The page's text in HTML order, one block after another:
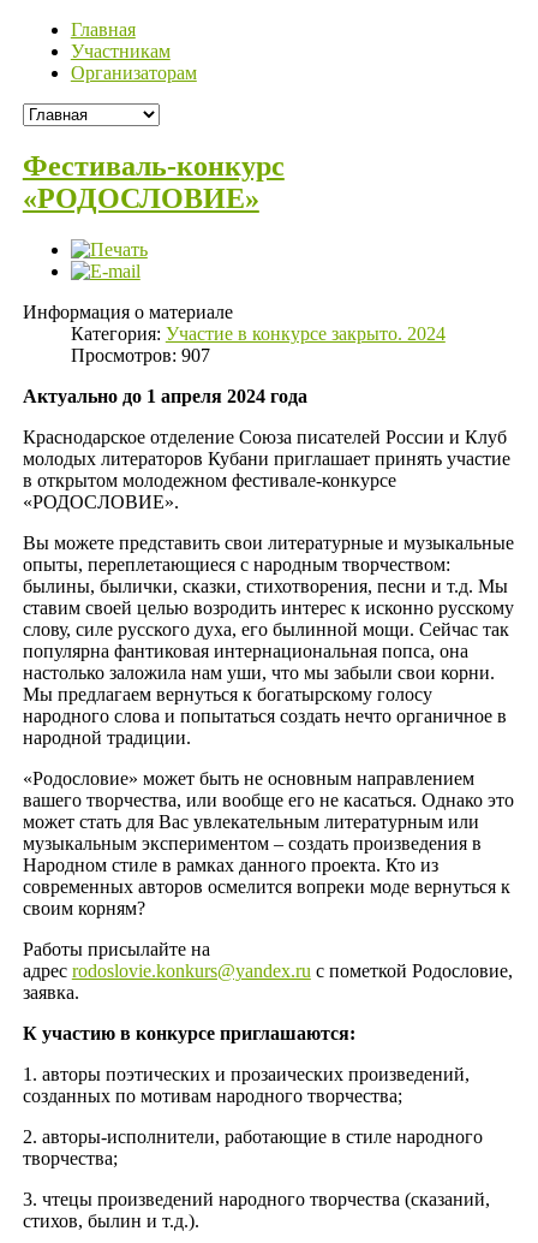
Главная
Участникам
Организаторам
Фестиваль-конкурс
«РОДОСЛОВИЕ»
Информация о материале
Категория: Участие в конкурсе закрыто. 2024
Просмотров: 907
Актуально до 1 апреля 2024 года
Краснодарское отделение Союза писателей России и Клуб
молодых литераторов Кубани приглашает принять участие
в открытом молодежном фестивале-конкурсе
«РОДОСЛОВИЕ».
Вы можете представить свои литературные и музыкальные
опыты, переплетающиеся с народным творчеством:
былины, былички, сказки, стихотворения, песни и т.д. Мы
ставим своей целью возродить интерес к исконно русскому
слову, силе русского духа, его былинной мощи. Сейчас так
популярна фантиковая интернациональная попса, она
настолько заложила нам уши, что мы забыли свои корни.
Мы предлагаем вернуться к богатырскому голосу
народного слова и попытаться создать нечто органичное в
народной традиции.
«Родословие» может быть не основным направлением
вашего творчества, или вообще его не касаться. Однако это
может стать для Вас увлекательным литературным или
музыкальным экспериментом – создать произведения в
Народном стиле в рамках данного проекта. Кто из
современных авторов осмелится вопреки моде вернуться к
своим корням?
Работы присылайте на
адрес rodoslovie.konkurs@yandex.ru с пометкой Родословие,
заявка.
К участию в конкурсе приглашаются:
1. авторы поэтических и прозаических произведений,
созданных по мотивам народного творчества;
2. авторы-исполнители, работающие в стиле народного
творчества;
3. чтецы произведений народного творчества (сказаний,
стихов, былин и т.д.).